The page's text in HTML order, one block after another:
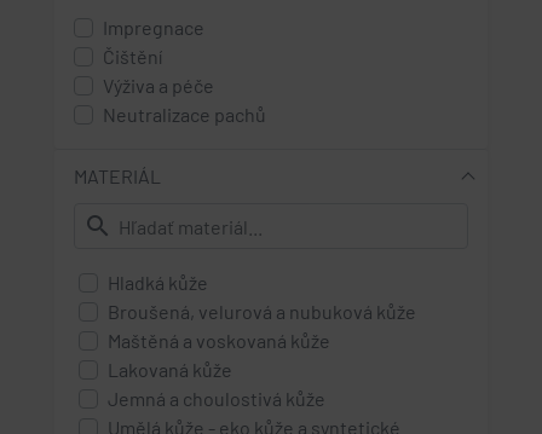
sonne - žlutá
Impregnace
Čištění
Výživa a péče
Neutralizace pachů
MATERIÁL
search
Hladká kůže
Broušená, velurová a nubuková kůže
Maštěná a voskovaná kůže
Lakovaná kůže
Jemná a choulostivá kůže
Umělá kůže - eko kůže a syntetické